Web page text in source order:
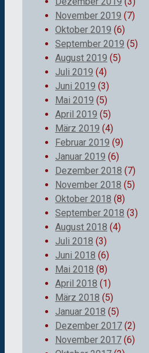
November 2019 (7)
Oktober 2019 (6)
September 2019 (5)
August 2019 (5)
Juli 2019 (4)
Juni 2019 (3)
Mai 2019 (5)
April 2019 (5)
März 2019 (4)
Februar 2019 (9)
Januar 2019 (6)
Dezember 2018 (7)
November 2018 (5)
Oktober 2018 (8)
September 2018 (3)
August 2018 (4)
Juli 2018 (3)
Juni 2018 (6)
Mai 2018 (8)
April 2018 (1)
März 2018 (5)
Januar 2018 (5)
Dezember 2017 (2)
November 2017 (6)